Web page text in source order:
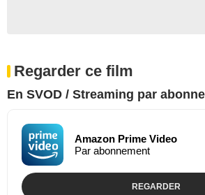
Regarder ce film
En SVOD / Streaming par
Amazon Prime Video
Par abonnement
REGARDER